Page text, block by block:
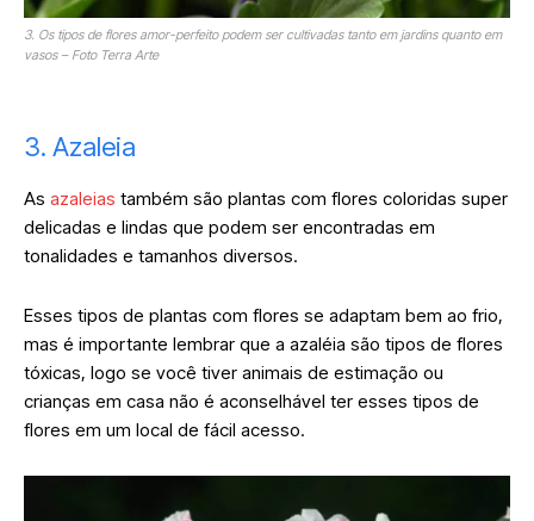
3. Os tipos de flores amor-perfeito podem ser cultivadas tanto em jardins quanto em
vasos – Foto Terra Arte
3. Azaleia
As azaleias também são plantas com flores coloridas super
delicadas e lindas que podem ser encontradas em
tonalidades e tamanhos diversos.
Esses tipos de plantas com flores se adaptam bem ao frio,
mas é importante lembrar que a azaléia são tipos de flores
tóxicas, logo se você tiver animais de estimação ou
crianças em casa não é aconselhável ter esses tipos de
flores em um local de fácil acesso.